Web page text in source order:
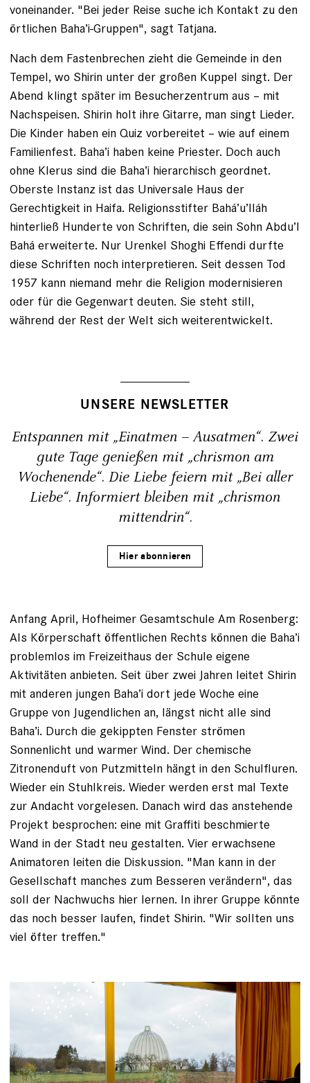
voneinander. "Bei jeder Reise suche ich Kontakt zu den
örtlichen Baha’i-Gruppen", sagt Tatjana.
Nach dem Fastenbrechen zieht die Ge­meinde in den
Tempel, wo Shirin unter der großen Kuppel singt. Der
Abend klingt später im Besucherzentrum aus – mit
Nachspeisen. Shirin holt ihre Gitarre, man singt Lieder.
­Die Kinder haben ein Quiz vorbereitet – wie auf einem
Familienfest. Baha’i haben keine Priester. Doch auch
ohne Klerus sind die Baha’i hierarchisch geordnet.
Oberste Instanz ist das Universale Haus der
Gerechtigkeit in Haifa. Religionsstifter Bahá’u’lláh
hinterließ Hunderte von Schriften, die sein Sohn Abdu’l
Bahá erweiterte. Nur Urenkel Shoghi Effendi durfte
diese Schriften noch interpretieren. Seit dessen Tod
1957 kann niemand mehr die Religion modernisieren
oder für die Gegenwart deuten. Sie steht still,
während der Rest der Welt sich weiterentwickelt.
UNSERE NEWSLETTER
Entspannen mit „Einatmen – Ausatmen“. Zwei
gute Tage genießen mit „chrismon am
Wochenende“. Die Liebe feiern mit „Bei aller
Liebe“. Informiert bleiben mit „chrismon
mittendrin“.
Hier abonnieren
Anfang April, Hofheimer Gesamtschule Am Rosenberg:
Als Körperschaft öffent­lichen Rechts können die Baha’i
problemlos im Freizeithaus der Schule eigene
Aktivitäten an­bieten. Seit über zwei Jahren leitet Shirin
mit anderen jungen Baha’i dort jede Woche eine
Gruppe von Jugendlichen an, längst nicht alle sind
Baha’i. Durch die gekippten Fens­ter strömen
Sonnenlicht und warmer Wind. Der chemische
Zitronenduft von Putzmitteln hängt in den Schulfluren.
Wieder ein Stuhlkreis. Wieder werden erst mal Texte
zur Andacht vorgelesen. Danach wird das an­stehende
Projekt besprochen: eine mit Graffiti beschmierte
Wand in der Stadt neu gestalten. Vier erwachsene
Animatoren leiten die Diskussion. "Man kann in der
Gesellschaft manches zum Besseren verändern", das
soll der Nachwuchs hier lernen. In ihrer Gruppe könnte
das noch besser laufen, findet Shirin. "Wir sollten uns
viel öfter treffen."